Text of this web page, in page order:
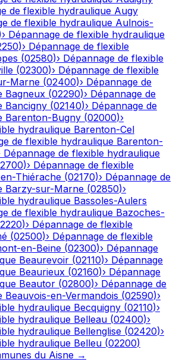
de flexible hydraulique Augy
de flexible hydraulique Aulnois-
› Dépannage de flexible hydraulique
)› Dépannage de flexible
(02580)› Dépannage de flexible
(02300)› Dépannage de flexible
Marne (02400)› Dépannage de
Bagneux (02290)› Dépannage de
Bancigny (02140)› Dépannage de
Barenton-Bugny (02000)›
hydraulique Barenton-Cel
de flexible hydraulique Barenton-
Dépannage de flexible hydraulique
)› Dépannage de flexible
Thiérache (02170)› Dépannage de
Barzy-sur-Marne (02850)›
hydraulique Bassoles-Aulers
de flexible hydraulique Bazoches-
)› Dépannage de flexible
(02500)› Dépannage de flexible
en-Beine (02300)› Dépannage
Beaurevoir (02110)› Dépannage
Beaurieux (02160)› Dépannage
Beautor (02800)› Dépannage de
Beauvois-en-Vermandois (02590)›
hydraulique Becquigny (02110)›
hydraulique Belleau (02400)›
hydraulique Bellenglise (02420)›
hydraulique Belleu (02200)
du Aisne →